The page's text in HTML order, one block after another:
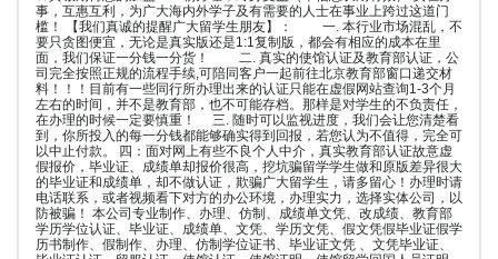
事，互惠互利，为广大海内外学子及有需要的人士在事业上跨过这道门
槛！ 【我们真诚的提醒广大留学生朋友】： 一. 本行业市场混乱，不
要只贪图便宜，无论是真实版还是1:1复制版，都会有相应的成本在里
面，我们保证一分钱一分货！ 二. 真实的使馆认证及教育部认证，公
司完全按照正规的流程手续,可陪同客户一起前往北京教育部窗口递交材
料！！！目前有一些同行所办理出来的认证只能在虚假网站查询1-3个月
左右的时间，并不是教育部，也不可能存档。那样是对学生的不负责任，
在办理的时候一定要慎重！ 三. 随时可以监视进度，我们会让您清楚看
到，你所投入的每一分钱都能够确实得到回报，若您认为不值得，完全可
以中止付款。 四：面对网上有些不良个人中介，真实教育部认证故意虚
假报价，毕业证、成绩单却报价很高，挖坑骗留学学生做和原版差异很大
的毕业证和成绩单，却不做认证，欺骗广大留学生，请多留心！办理时请
电话联系，或者视频看下对方的办公环境，办理实力，选择实体公司，以
防被骗！ 本公司专业制作、办理、仿制、成绩单文凭、改成绩、教育部
学历学位认证、毕业证、成绩单、文凭、学历文凭、假文凭假毕业证假学
历书制作、假制作、办理、仿制学位证书、毕业证文凭 、文凭毕业证、